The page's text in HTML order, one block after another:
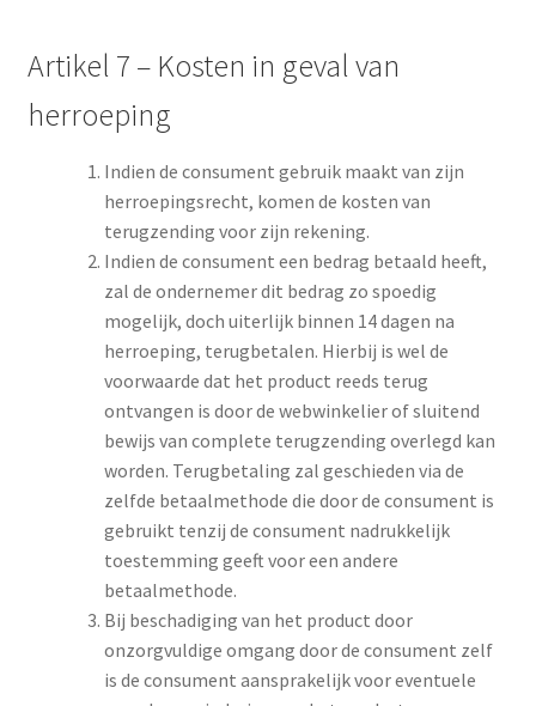
Artikel 7 – Kosten in geval van
herroeping
Indien de consument gebruik maakt van zijn
herroepingsrecht, komen de kosten van
terugzending voor zijn rekening.
Indien de consument een bedrag betaald heeft,
zal de ondernemer dit bedrag zo spoedig
mogelijk, doch uiterlijk binnen 14 dagen na
herroeping, terugbetalen. Hierbij is wel de
voorwaarde dat het product reeds terug
ontvangen is door de webwinkelier of sluitend
bewijs van complete terugzending overlegd kan
worden. Terugbetaling zal geschieden via de
zelfde betaalmethode die door de consument is
gebruikt tenzij de consument nadrukkelijk
toestemming geeft voor een andere
betaalmethode.
Bij beschadiging van het product door
onzorgvuldige omgang door de consument zelf
is de consument aansprakelijk voor eventuele